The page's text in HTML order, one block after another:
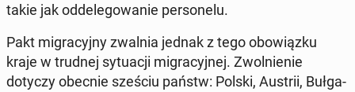
takie jak od­de­le­go­wa­nie per­so­ne­lu.
Pakt mi­gra­cyj­ny zwalnia jednak z tego obo­wiąz­ku
kraje w trudnej sy­tu­acji mi­gra­cyj­nej. Zwol­nie­nie
dotyczy obecnie sześciu państw: Polski, Austrii, Buł­ga­